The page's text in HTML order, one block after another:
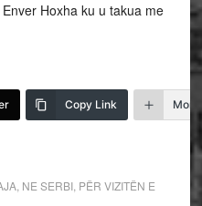
Hoxha ku u takua me
Copy Link More
, NE SERBI, PËR VIZITËN E